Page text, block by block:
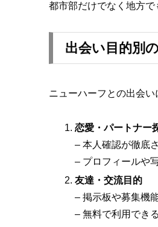
都市部だけでなく地方で
出会い目的別
ニューハーフとの出会
恋愛・パートナー
– 本人確認が徹底
– プロフィールや
友達・交流目的
– 掲示板や募集機
– 無料で利用でき